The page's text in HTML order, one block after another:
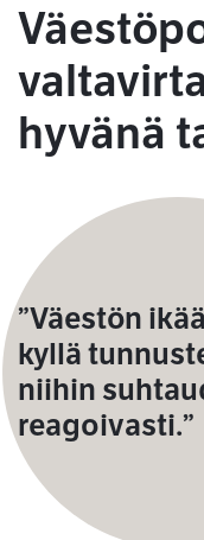
hyvänä
”Väestön
kyllä
niihin
reagoivasti.”